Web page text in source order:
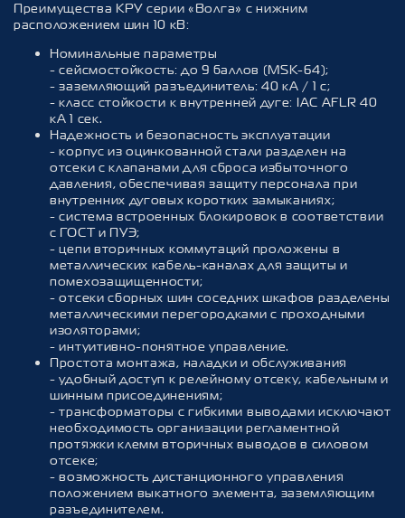
Преимущества КРУ серии «Волга» с нижним
расположением шин 10 кВ:
Номинальные параметры
- сейсмостойкость: до 9 баллов (MSK-64);
- заземляющий разъединитель: 40 кА / 1 с;
- класс стойкости к внутренней дуге: IAC AFLR 40
кА 1 сек.
Надежность и безопасность эксплуатации
- корпус из оцинкованной стали разделен на
отсеки с клапанами для сброса избыточного
давления, обеспечивая защиту персонала при
внутренних дуговых коротких замыканиях;
- система встроенных блокировок в соответствии
с ГОСТ и ПУЭ;
- цепи вторичных коммутаций проложены в
металлических кабель-каналах для защиты и
помехозащищенности;
- отсеки сборных шин соседних шкафов разделены
металлическими перегородками с проходными
изоляторами;
- интуитивно-понятное управление.
Простота монтажа, наладки и обслуживания
- удобный доступ к релейному отсеку, кабельным и
шинным присоединениям;
- трансформаторы с гибкими выводами исключают
необходимость организации регламентной
протяжки клемм вторичных выводов в силовом
отсеке;
- возможность дистанционного управления
положением выкатного элемента, заземляющим
разъединителем.